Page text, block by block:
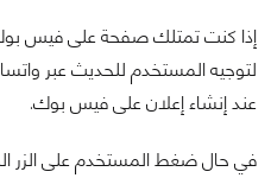
إذا كنت تمتلك صفحة على فيس بوك
لتوجيه المستخدم للحديث عبر
عند إنشاء إعلان على فيس بوك.
في حال ضغط المستخدم على الزر